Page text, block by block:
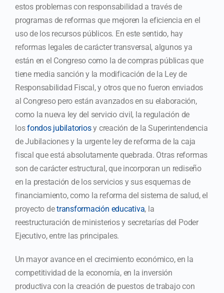
estos problemas con responsabilidad a través de
programas de reformas que mejoren la eficiencia en el
uso de los recursos públicos. En este sentido, hay
reformas legales de carácter transversal, algunos ya
están en el Congreso como la de compras públicas que
tiene media sanción y la modificación de la Ley de
Responsabilidad Fiscal, y otros que no fueron enviados
al Congreso pero están avanzados en su elaboración,
como la nueva ley del servicio civil, la regulación de
losfondos jubilatoriosy creación de la Superintendencia
de Jubilaciones y la urgente ley de reforma de la caja
fiscal que está absolutamente quebrada. Otras reformas
son de carácter estructural, que incorporan un rediseño
en la prestación de los servicios y sus esquemas de
financiamiento, como la reforma del sistema de salud, el
proyecto detransformación educativa, la
reestructuración de ministerios y secretarías del Poder
Ejecutivo, entre las principales.
Un mayor avance en el crecimiento económico, en la
competitividad de la economía, en la inversión
productiva con la creación de puestos de trabajo con